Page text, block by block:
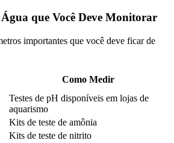
que Você Deve Monitorar
importantes que você deve ficar de
Como Medir
Testes de pH disponíveis em lojas de
aquarismo
Kits de teste de amônia
Kits de teste de nitrito